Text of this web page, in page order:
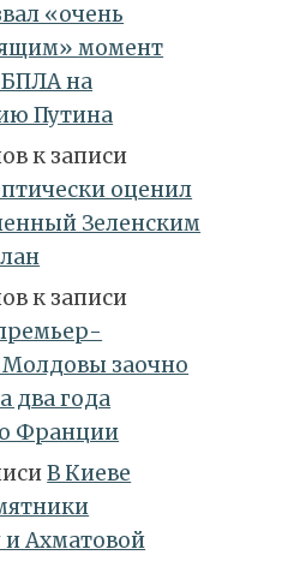
«очень
момент
БПЛА на
Путина
к записи
оценил
Зеленским
к записи
заочно
два года
Франции
В Киеве
и Ахматовой